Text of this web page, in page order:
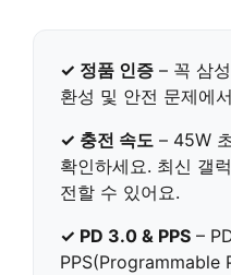
✓ 정품 인증 – 꼭 삼
환성 및 안전 문제에
✓ 충전 속도 – 45W
확인하세요. 최신 갤
전할 수 있어요.
✓ PD 3.0 & PPS –
PPS(Programmable